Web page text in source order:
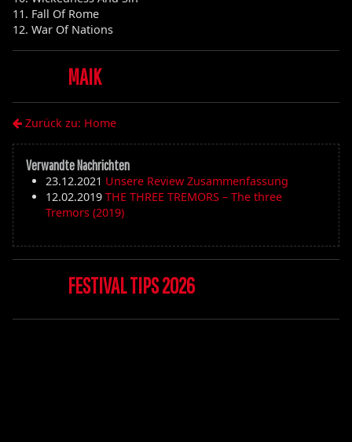
11. Fall Of Rome
12. War Of Nations
MAIK
Zurück zu: Home
Verwandte Nachrichten
23.12.2021 Unsere Review Zusammenfassung
12.02.2019 THE THREE TREMORS – The three
Tremors (2019)
FESTIVAL TIPS 2026